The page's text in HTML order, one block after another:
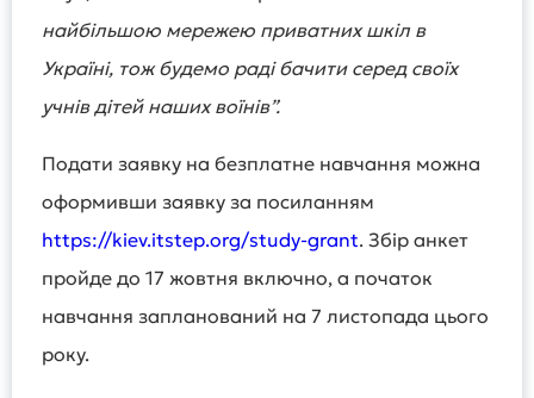
найбільшою мережею приватних шкіл в
Україні, тож будемо раді бачити серед своїх
учнів дітей наших воїнів”.
Подати заявку на безплатне навчання можна
оформивши заявку за посиланням
https://kiev.itstep.org/study-grant. Збір анкет
пройде до 17 жовтня включно, а початок
навчання запланований на 7 листопада цього
року.